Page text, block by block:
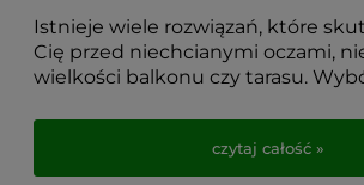
Istnieje wiele rozwiązań, które
Cię przed niechcianymi oczami,
wielkości balkonu czy tarasu.
stopniem trudności montażu oraz
czytaj całość »